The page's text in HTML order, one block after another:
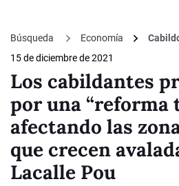
Búsqueda Economía
15 de diciembre de 2021
Los cabildantes
por una “reforma
afectando las
que crecen
Lacalle Pou